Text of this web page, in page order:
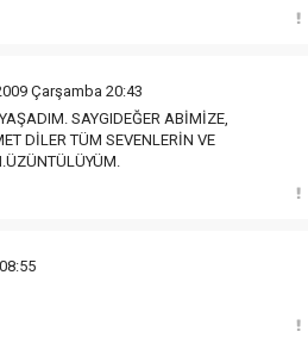
Çarşamba 20:43
SAYGIDEĞER ABİMİZE,
DİLER TÜM SEVENLERİN VE